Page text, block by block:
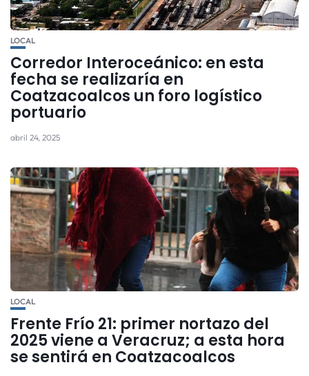
LOCAL
Corredor Interoceánico: en esta
fecha se realizaría en
Coatzacoalcos un foro logístico
portuario
abril 24, 2025
LOCAL
Frente Frío 21: primer nortazo del
2025 viene a Veracruz; a esta hora
se sentirá en Coatzacoalcos